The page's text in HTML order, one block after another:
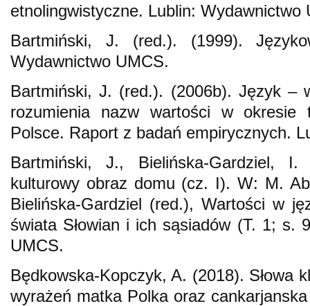
etnolingwistyczne. Lublin: Wydawnictwo
Bartmiński, J. (red.). (1999).
Wydawnictwo UMCS.
Bartmiński, J. (red.). (2006b). Język –
rozumienia nazw wartości w okresie
Polsce. Raport z badań empirycznych.
Bartmiński, J., Bielińska-Gardziel,
kulturowy obraz domu (cz. I). W: M.
Bielińska-Gardziel (red.), Wartości w
świata Słowian i ich sąsiadów (T. 1; s.
UMCS.
Będkowska-Kopczyk, A. (2018). Słowa
wyrażeń matka Polka oraz